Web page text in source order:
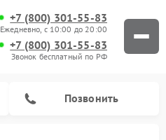
+7 (800) 301-55-83
Ежедневно, с 10:00 до 20:00
+7 (800) 301-55-83
Звонок бесплатный по РФ
Позвонить